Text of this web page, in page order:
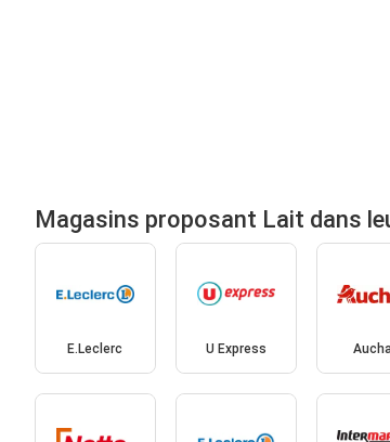
Magasins proposant Lait dans
E.Leclerc U Express